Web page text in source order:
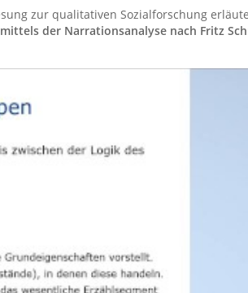
zur qualitativen Sozialforschung
der Narrationsanalyse nach Fritz